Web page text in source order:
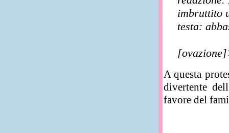
imbruttito
testa:
A questa
divertente
favore del